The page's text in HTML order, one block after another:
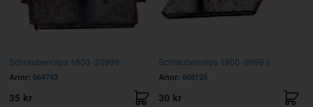
Schraubenclips 1800 -20999
Artnr: 664743
35 kr
Schraubenclips 1800 -9999 li
Artnr: 668125
30 kr